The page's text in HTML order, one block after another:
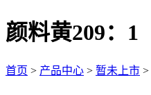
颜料黄209：1
首页 > 产品中心 > 暂未上市 >